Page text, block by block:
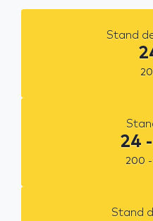
Stand
24
200
Stand